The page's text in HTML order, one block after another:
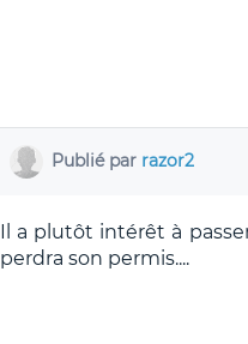
Publié par razor2
Il a plutôt intérêt à
perdra son permis....